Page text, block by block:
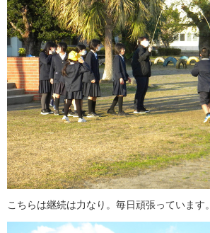
こちらは継続は力なり。毎日頑張っています。